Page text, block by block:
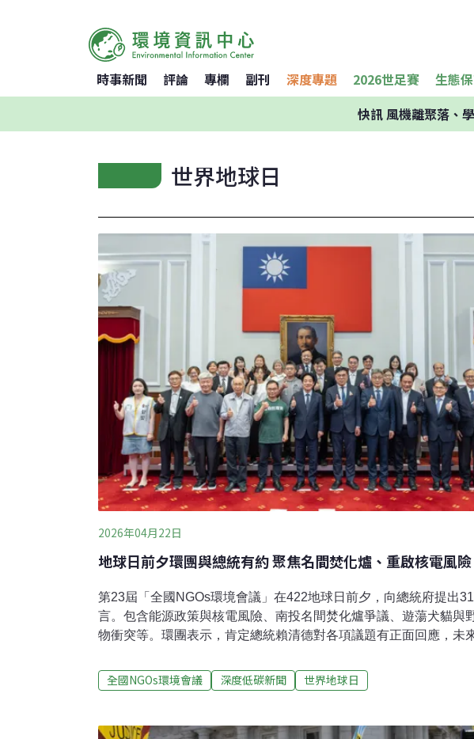
時事新聞 評論 專欄 副刊 深度專題 2026世足賽 生態
快訊風機離聚落、
世界地球日
2026年04月22日
地球日前夕環團與總統有約 聚焦名間焚化爐、重啟核電風險
第23屆「全國NGOs環境會議」在422地球日前夕，向總統府提出
言。包含能源政策與核電風險、南投名間焚化爐爭議、遊蕩犬貓與
物衝突等。環團表示，肯定總統賴清德對各項議題有正面回應，未
合。針對非核家園，賴清德重申，在核安無虞、核廢有解、社會共
前提為滿足之下，才會繼續重啟核電。與總統有約三年內解除列管
NGOs環境會議」，會在此時提出各類議題的列管建言，並由總統
全國NGOs環境會議 深度低碳新聞 世界地球日